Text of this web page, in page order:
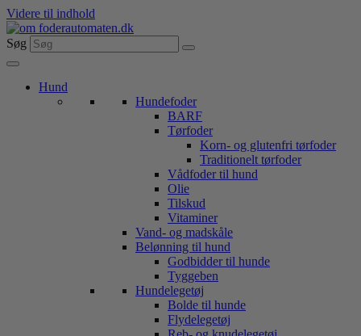
Videre til indhold
Søg
Hund
Hundefoder
BARF
Tørfoder
Korn- og glutenfri tørfoder
Traditionelt tørfoder
Vådfoder til hund
Olie
Tilskud
Vitaminer
Vand- og madskåle
Belønning til hund
Godbidder til hunde
Tyggeben
Hundelegetøj
Bolde til hunde
Flydelegetøj